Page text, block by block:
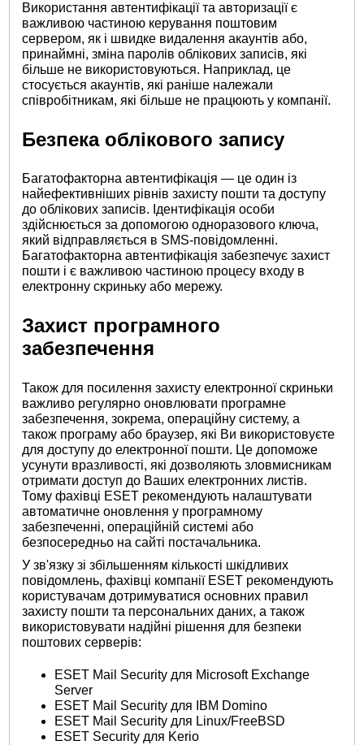
Використання автентифікації та авторизації є
важливою частиною керування поштовим
сервером, як і швидке видалення акаунтів або,
принаймні, зміна паролів облікових записів, які
більше не використовуються. Наприклад, це
стосується акаунтів, які раніше належали
співробітникам, які більше не працюють у компанії.
Безпека облікового запису
Багатофакторна автентифікація — це один із
найефективніших рівнів захисту пошти та доступу
до облікових записів. Ідентифікація особи
здійснюється за допомогою одноразового ключа,
який відправляється в SMS-повідомленні.
Багатофакторна автентифікація забезпечує захист
пошти і є важливою частиною процесу входу в
електронну скриньку або мережу.
Захист програмного
забезпечення
Також для посилення захисту електронної скриньки
важливо регулярно оновлювати програмне
забезпечення, зокрема, операційну систему, а
також програму або браузер, які Ви використовуєте
для доступу до електронної пошти. Це допоможе
усунути вразливості, які дозволяють зловмисникам
отримати доступ до Ваших електронних листів.
Тому фахівці ESET рекомендують налаштувати
автоматичне оновлення у програмному
забезпеченні, операційній системі або
безпосередньо на сайті постачальника.
У зв'язку зі збільшенням кількості шкідливих
повідомлень, фахівці компанії ESET рекомендують
користувачам дотримуватися основних правил
захисту пошти та персональних даних, а також
використовувати надійні рішення для безпеки
поштових серверів:
ESET Mail Security для Microsoft Exchange
Server
ESET Mail Security для IBM Domino
ESET Mail Security для Linux/FreeBSD
ESET Security для Kerio